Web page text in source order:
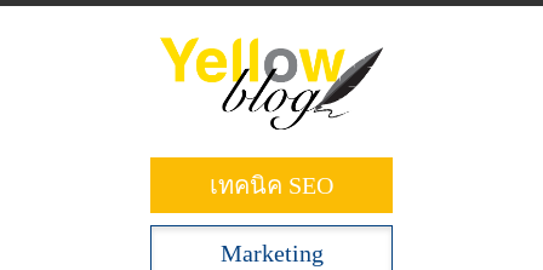
เทคนิค SEO
Marketing